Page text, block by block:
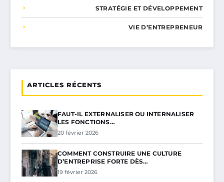
STRATÉGIE ET DÉVELOPPEMENT
VIE D’ENTREPRENEUR
ARTICLES RÉCENTS
FAUT-IL EXTERNALISER OU INTERNALISER
LES FONCTIONS…
20 février 2026
COMMENT CONSTRUIRE UNE CULTURE
D’ENTREPRISE FORTE DÈS…
19 février 2026